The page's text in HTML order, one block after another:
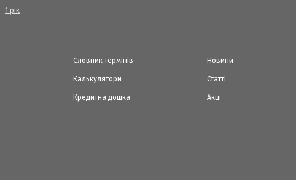
1 рік
Словник термінів
Калькулятори
Кредитна дошка
Новини
Статті
Акції